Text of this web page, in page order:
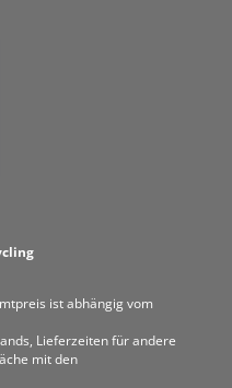
ist abhängig vom
Lieferzeiten für andere
mit den